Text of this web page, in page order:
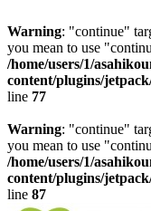
Warning: "continue"
you mean to use
/home/users/1/
content/plugins/
line 77
Warning: "continue"
you mean to use
/home/users/1/
content/plugins/
line 87